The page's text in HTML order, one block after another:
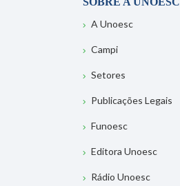
A Unoesc
Campi
Setores
Publicações Legais
Funoesc
Editora Unoesc
Rádio Unoesc